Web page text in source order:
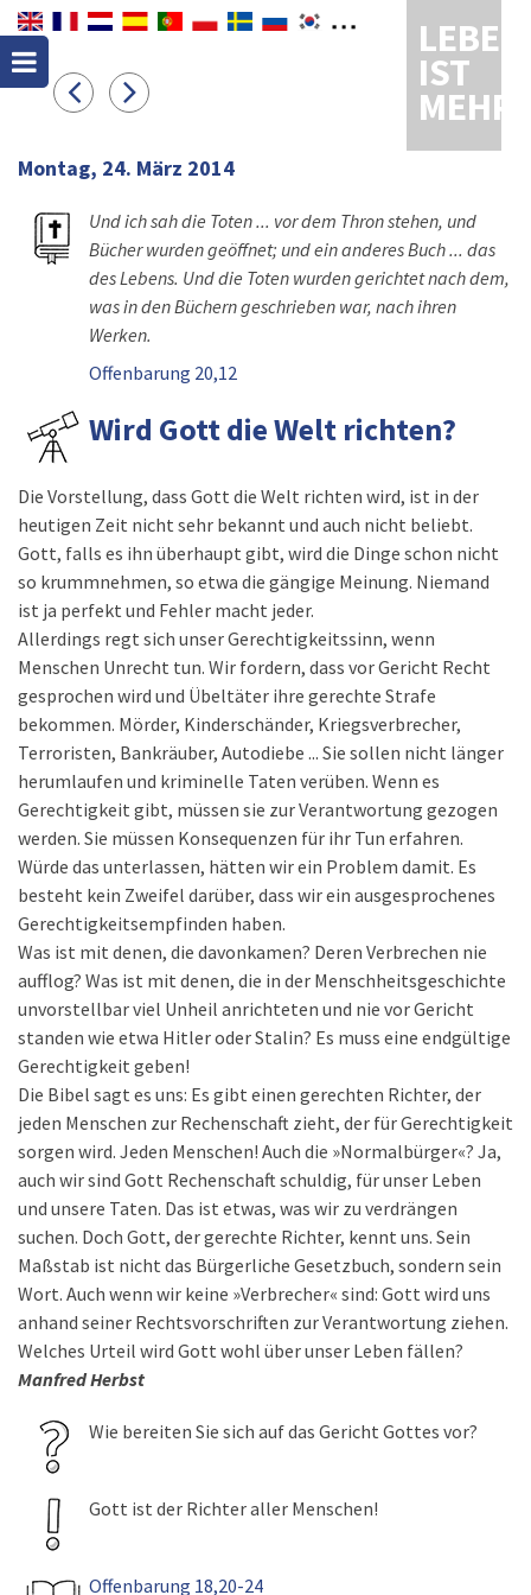
LEBEN
IST
MEHR
Montag, 24. März 2014
Und ich sah die Toten ... vor dem Thron stehen, und
Bücher wurden geöffnet; und ein anderes Buch ... das
des Lebens. Und die Toten wurden gerichtet nach dem,
was in den Büchern geschrieben war, nach ihren
Werken.
Offenbarung 20,12
Wird Gott die Welt richten?
Die Vorstellung, dass Gott die Welt richten wird, ist in der
heutigen Zeit nicht sehr bekannt und auch nicht beliebt.
Gott, falls es ihn überhaupt gibt, wird die Dinge schon nicht
so krummnehmen, so etwa die gängige Meinung. Niemand
ist ja perfekt und Fehler macht jeder.
Allerdings regt sich unser Gerechtigkeitssinn, wenn
Menschen Unrecht tun. Wir fordern, dass vor Gericht Recht
gesprochen wird und Übeltäter ihre gerechte Strafe
bekommen. Mörder, Kinderschänder, Kriegsverbrecher,
Terroristen, Bankräuber, Autodiebe ... Sie sollen nicht länger
herumlaufen und kriminelle Taten verüben. Wenn es
Gerechtigkeit gibt, müssen sie zur Verantwortung gezogen
werden. Sie müssen Konsequenzen für ihr Tun erfahren.
Würde das unterlassen, hätten wir ein Problem damit. Es
besteht kein Zweifel darüber, dass wir ein ausgesprochenes
Gerechtigkeitsempfinden haben.
Was ist mit denen, die davonkamen? Deren Verbrechen nie
aufflog? Was ist mit denen, die in der Menschheitsgeschichte
unvorstellbar viel Unheil anrichteten und nie vor Gericht
standen wie etwa Hitler oder Stalin? Es muss eine endgültige
Gerechtigkeit geben!
Die Bibel sagt es uns: Es gibt einen gerechten Richter, der
jeden Menschen zur Rechenschaft zieht, der für Gerechtigkeit
sorgen wird. Jeden Menschen! Auch die »Normalbürger«? Ja,
auch wir sind Gott Rechenschaft schuldig, für unser Leben
und unsere Taten. Das ist etwas, was wir zu verdrängen
suchen. Doch Gott, der gerechte Richter, kennt uns. Sein
Maßstab ist nicht das Bürgerliche Gesetzbuch, sondern sein
Wort. Auch wenn wir keine »Verbrecher« sind: Gott wird uns
anhand seiner Rechtsvorschriften zur Verantwortung ziehen.
Welches Urteil wird Gott wohl über unser Leben fällen?
Manfred Herbst
Wie bereiten Sie sich auf das Gericht Gottes vor?
Gott ist der Richter aller Menschen!
Offenbarung 18,20-24